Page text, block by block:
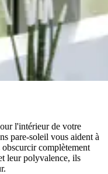
l'intérieur de votre
pare-soleil vous aident à
complètement
leur polyvalence, ils